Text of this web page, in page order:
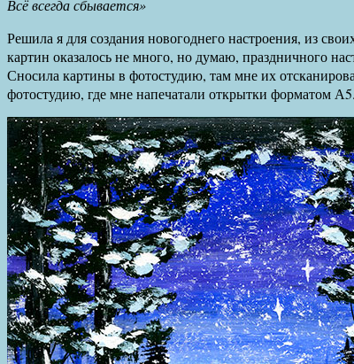
Всё всегда сбывается»
Решила я для создания новогоднего настроения, из
картин оказалось не много, но думаю, праздничного
Сносила картины в фотостудию, там мне их
фотостудию, где мне напечатали открытки форматом А5.